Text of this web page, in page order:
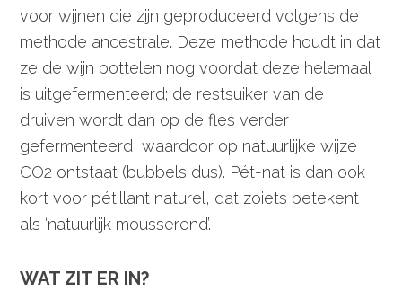
voor wijnen die zijn geproduceerd volgens de
methode ancestrale. Deze methode houdt in dat
ze de wijn bottelen nog voordat deze helemaal
is uitgefermenteerd; de restsuiker van de
druiven wordt dan op de fles verder
gefermenteerd, waardoor op natuurlijke wijze
CO2 ontstaat (bubbels dus). Pét-nat is dan ook
kort voor pétillant naturel, dat zoiets betekent
als ‘natuurlijk mousserend’.
WAT ZIT ER IN?